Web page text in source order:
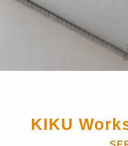
KIKU